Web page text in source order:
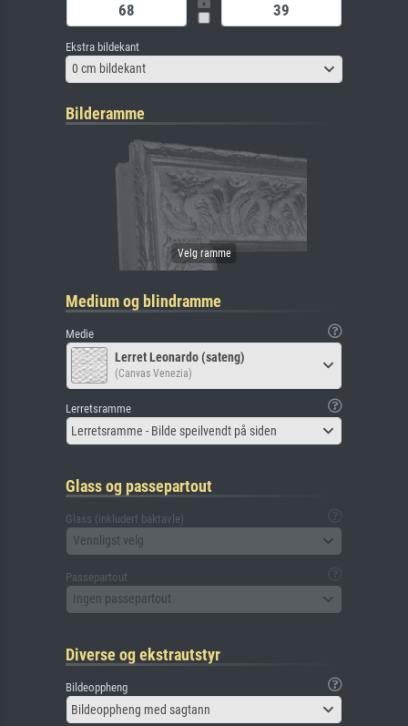
Ekstra bildekant
0 cm bildekant
Bilderamme
Medium og blindramme
Medie
Lerret Leonardo (sateng)
(Canvas Venezia)
Lerretsramme
Lerretsramme - Bilde speilvendt på siden
Glass og passepartout
Glass (inkludert baktavle)
Vennligst velg
Passepartout
Ingen passepartout
Diverse og ekstrautstyr
Bildeoppheng
Bildeoppheng med sagtann